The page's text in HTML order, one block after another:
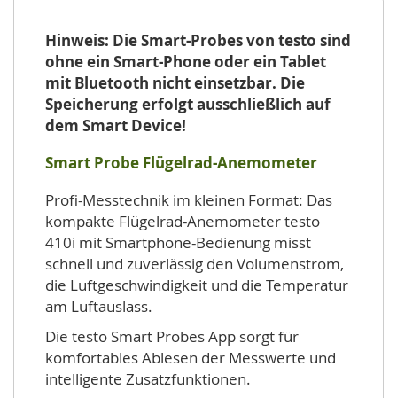
Hinweis: Die Smart-Probes von testo sind
ohne ein Smart-Phone oder ein Tablet
mit Bluetooth nicht einsetzbar. Die
Speicherung erfolgt ausschließlich auf
dem Smart Device!
Smart Probe Flügelrad-Anemometer
Profi-Messtechnik im kleinen Format: Das
kompakte Flügelrad-Anemometer testo
410i mit Smartphone-Bedienung misst
schnell und zuverlässig den Volumenstrom,
die Luftgeschwindigkeit und die Temperatur
am Luftauslass.
Die testo Smart Probes App sorgt für
komfortables Ablesen der Messwerte und
intelligente Zusatzfunktionen.